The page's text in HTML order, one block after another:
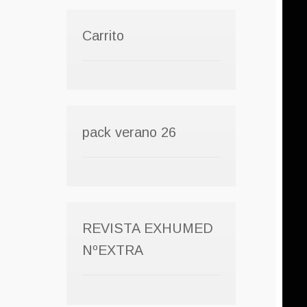
Carrito
pack verano 26
REVISTA EXHUMED
NºEXTRA